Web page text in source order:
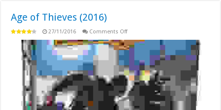
Age of Thieves (2016)
27/11/2016 Comments Offon
of
Thieves